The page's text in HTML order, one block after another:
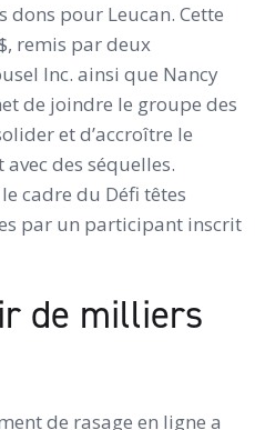
dons pour Leucan. Cette
remis par deux
Inc. ainsi que Nancy
de joindre le groupe des
et d’accroître le
des séquelles.
cadre du Défi têtes
par un participant inscrit
de milliers
de rasage en ligne a